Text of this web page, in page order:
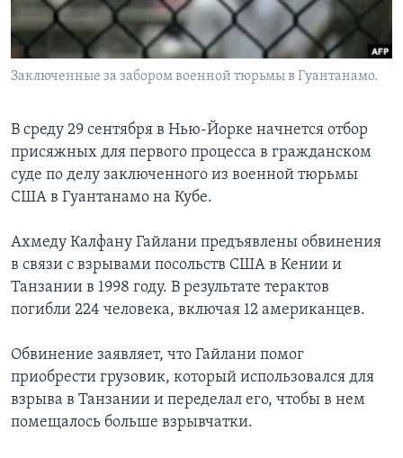
Learning English
СОЦИАЛЬНЫЕ СЕТИ
Заключенные за забором военной тюрьмы в Гуантанамо.
В среду 29 сентября в Нью-Йорке начнется отбор
присяжных для первого процесса в гражданском
суде по делу заключенного из военной тюрьмы
США в Гуантанамо на Кубе.
Ахмеду Калфану Гайлани предъявлены обвинения
в связи с взрывами посольств США в Кении и
Танзании в 1998 году. В результате терактов
погибли 224 человека, включая 12 американцев.
Обвинение заявляет, что Гайлани помог
приобрести грузовик, который использовался для
взрыва в Танзании и переделал его, чтобы в нем
помещалось больше взрывчатки.